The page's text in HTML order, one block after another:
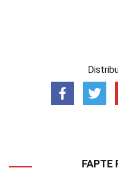
FAPTE